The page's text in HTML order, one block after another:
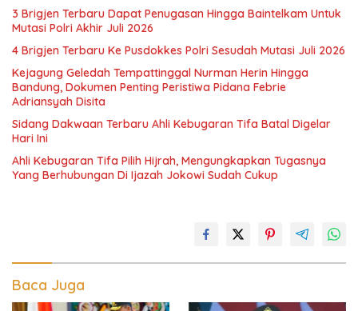
3 Brigjen Terbaru Dapat Penugasan Hingga Baintelkam Untuk
Mutasi Polri Akhir Juli 2026
4 Brigjen Terbaru Ke Pusdokkes Polri Sesudah Mutasi Juli 2026
Kejagung Geledah Tempattinggal Nurman Herin Hingga
Bandung, Dokumen Penting Peristiwa Pidana Febrie
Adriansyah Disita
Sidang Dakwaan Terbaru Ahli Kebugaran Tifa Batal Digelar
Hari Ini
Ahli Kebugaran Tifa Pilih Hijrah, Mengungkapkan Tugasnya
Yang Berhubungan Di Ijazah Jokowi Sudah Cukup
Baca Juga